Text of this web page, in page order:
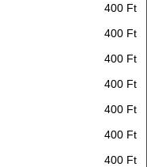
400 Ft
400 Ft
400 Ft
400 Ft
400 Ft
400 Ft
400 Ft